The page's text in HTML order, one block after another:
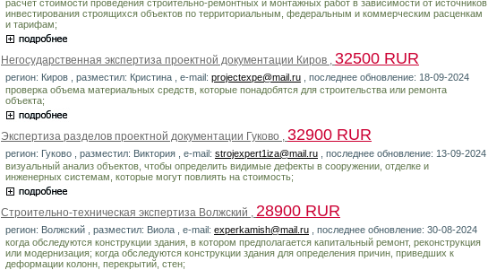
расчет стоимости проведения строительно-ремонтных и монтажных работ в зависимости от источников
инвестирования строящихся объектов по территориальным, федеральным и коммерческим расценкам
и тарифам;
Негосударственная экспертиза проектной документации Киров , 32500 RUR
регион: Киров , разместил: Кристина , e-mail: projectexpe@mail.ru , последнее обновление: 18-09-2024
проверка объема материальных средств, которые понадобятся для строительства или ремонта
объекта;
Экспертиза разделов проектной документации Гуково , 32900 RUR
регион: Гуково , разместил: Виктория , e-mail: strojexpert1iza@mail.ru , последнее обновление: 13-09-2024
визуальный анализ объектов, чтобы определить видимые дефекты в сооружении, отделке и
инженерных системам, которые могут повлиять на стоимость;
Строительно-техническая экспертиза Волжский , 28900 RUR
регион: Волжский , разместил: Виола , e-mail: experkamish@mail.ru , последнее обновление: 30-08-2024
когда обследуются конструкции здания, в котором предполагается капитальный ремонт, реконструкция
или модернизация; когда обследуются конструкции здания для определения причин, приведших к
деформации колонн, перекрытий, стен;